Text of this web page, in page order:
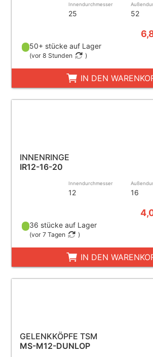
Innendurchmesser
25 52
50+ stücke auf Lager
(vor 8 Stunden )
IN DEN
INNENRINGE
IR12-16-20
Innendurchmesser
12 16
36 stücke auf Lager
(vor 7 Tagen )
IN DEN
GELENKKÖPFE TSM
MS-M12-DUNLOP